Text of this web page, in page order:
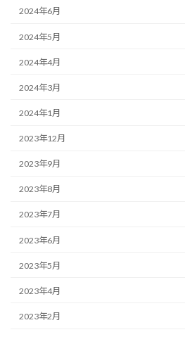
2024年6月
2024年5月
2024年4月
2024年3月
2024年1月
2023年12月
2023年9月
2023年8月
2023年7月
2023年6月
2023年5月
2023年4月
2023年2月